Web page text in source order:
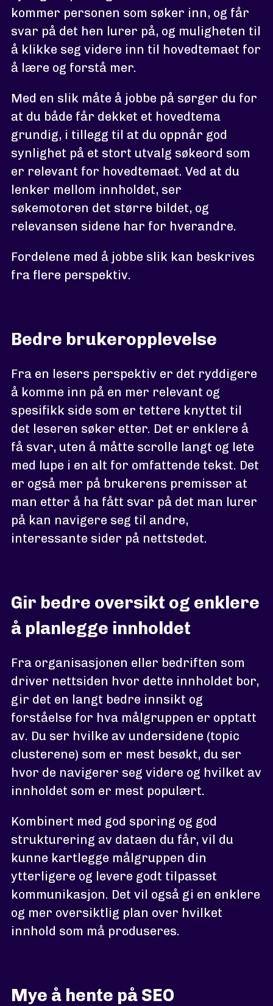
kommer personen som søker inn, og får
svar på det hen lurer på, og muligheten til
å klikke seg videre inn til hovedtemaet for
å lære og forstå mer.
Med en slik måte å jobbe på sørger du for
at du både får dekket et hovedtema
grundig, i tillegg til at du oppnår god
synlighet på et stort utvalg søkeord som
er relevant for hovedtemaet. Ved at du
lenker mellom innholdet, ser
søkemotoren det større bildet, og
relevansen sidene har for hverandre.
Fordelene med å jobbe slik kan beskrives
fra flere perspektiv.
Bedre brukeropplevelse
Fra en lesers perspektiv er det ryddigere
å komme inn på en mer relevant og
spesifikk side som er tettere knyttet til
det leseren søker etter. Det er enklere å
få svar, uten å måtte scrolle langt og lete
med lupe i en alt for omfattende tekst. Det
er også mer på brukerens premisser at
man etter å ha fått svar på det man lurer
på kan navigere seg til andre,
interessante sider på nettstedet.
Gir bedre oversikt og enklere
å planlegge innholdet
Fra organisasjonen eller bedriften som
driver nettsiden hvor dette innholdet bor,
gir det en langt bedre innsikt og
forståelse for hva målgruppen er opptatt
av. Du ser hvilke av undersidene (topic
clusterene) som er mest besøkt, du ser
hvor de navigerer seg videre og hvilket av
innholdet som er mest populært.
Kombinert med god sporing og god
strukturering av dataen du får, vil du
kunne kartlegge målgruppen din
ytterligere og levere godt tilpasset
kommunikasjon. Det vil også gi en enklere
og mer oversiktlig plan over hvilket
innhold som må produseres.
Mye å hente på SEO